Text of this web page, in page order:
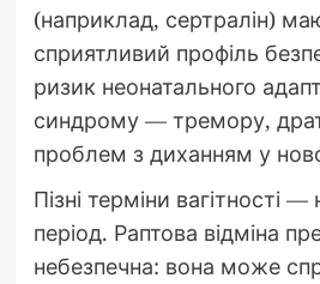
(наприклад, сертралін)
сприятливий профіль
ризик неонатального
синдрому — тремору,
проблем з диханням у
Пізні терміни вагітності
період. Раптова відміна
небезпечна: вона може